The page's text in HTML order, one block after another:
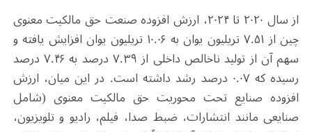
از سال ۲۰۲۰ تا ۲۰۲۴، ارزش افزوده صنعت حق مالکیت معنوی
چین از ۷.۵۱ تریلیون یوان به ۱۰.۰۶ تریلیون یوان افزایش یافته و
سهم آن از تولید ناخالص داخلی از ۷.۳۹ درصد به ۷.۴۶ درصد
رسیده که ۰.۰۷ درصد رشد داشته است. در این میان، ارزش
افزوده صنایع تحت محوریت حق مالکیت معنوی (شامل
صنایعی مانند انتشارات، ضبط صدا، فیلم، رادیو و تلویزیون،